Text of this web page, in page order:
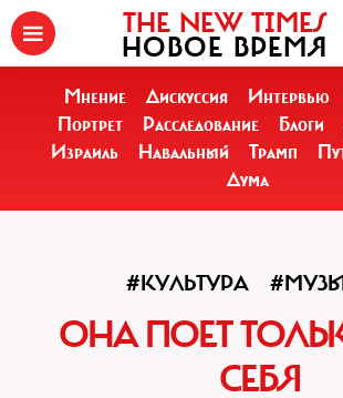
THE NEW TIMES
НОВОЕ ВРЕМЯ
Мнение Дискуссия Интервью
Портрет
Расследование Блоги
Израиль
Навальный Трамп
Дума
#КУЛЬТУРА
ОНА ПОЕТ
СЕБЯ